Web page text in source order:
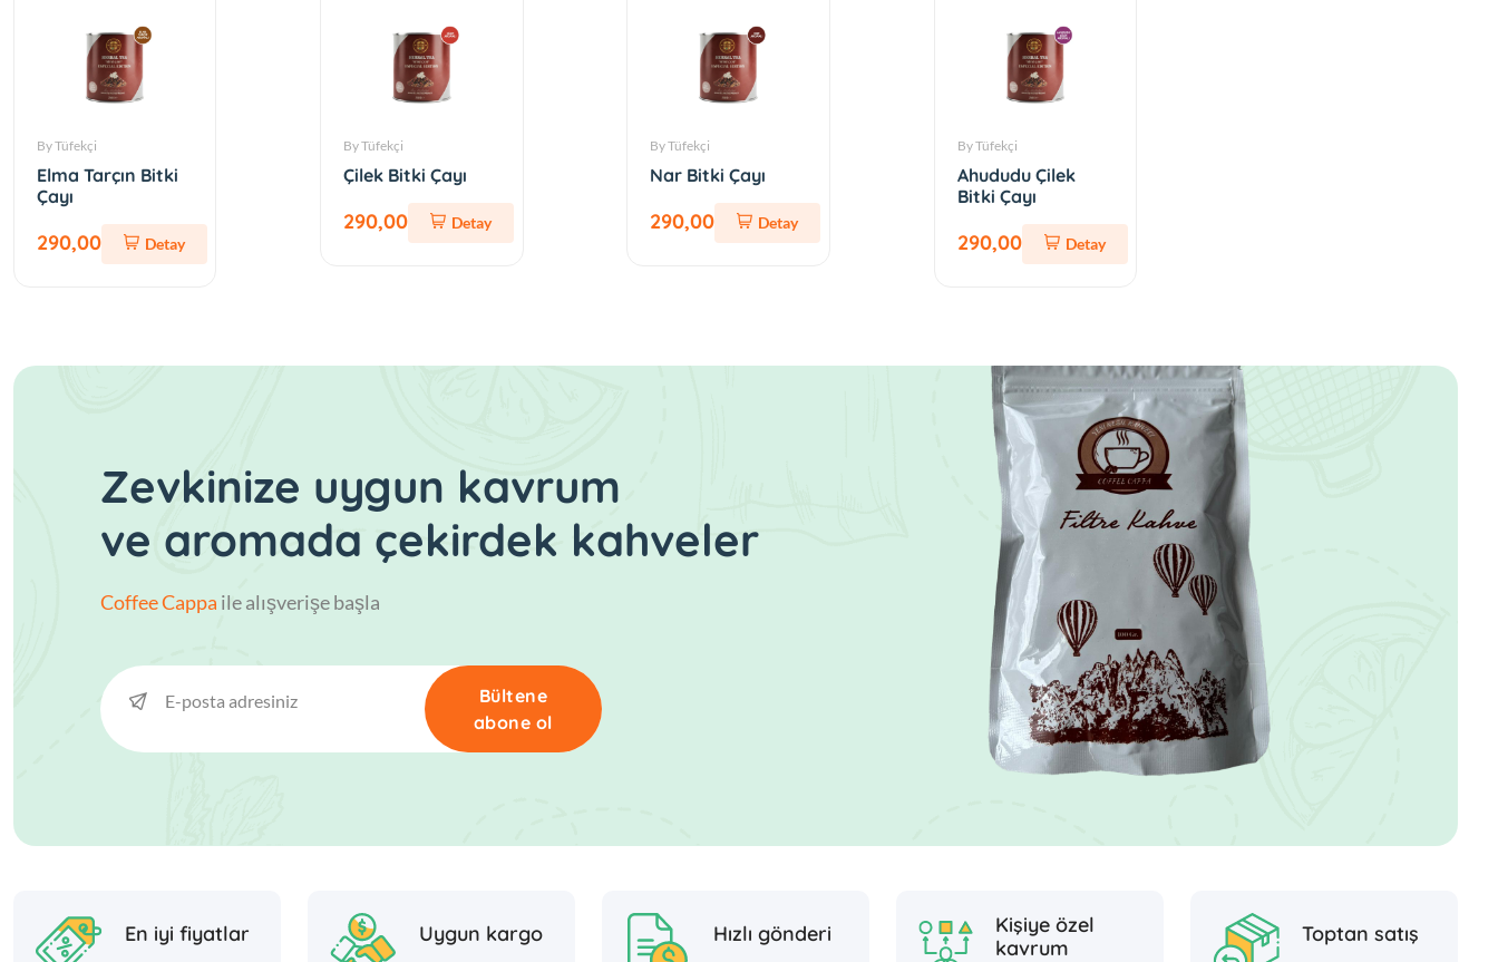
By Tüfekçi
Elma Tarçın Bitki
Çayı
290,00 Detay
By Tüfekçi
Çilek Bitki Çayı
290,00 Detay
By Tüfekçi
Nar Bitki Çayı
290,00 Detay
By Tüfekçi
Ahududu Çilek
Bitki Çayı
290,00 Detay
Zevkinize uygun kavrum
ve aromada çekirdek kahveler
Coffee Cappa ile alışverişe başla
Bültene
abone ol
En iyi fiyatlar Uygun kargo Hızlı gönderi
Kişiye özel
kavrum
Toptan satış